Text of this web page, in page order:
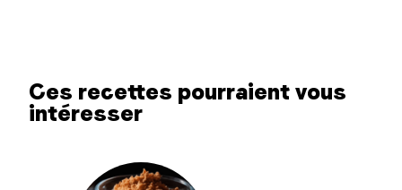
Ces recettes pourraient vous
intéresser